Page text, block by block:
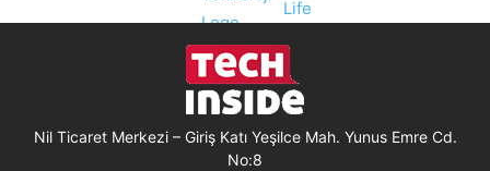
Nil Ticaret Merkezi – Giriş Katı Yeşilce Mah. Yunus Emre Cd.
No:8